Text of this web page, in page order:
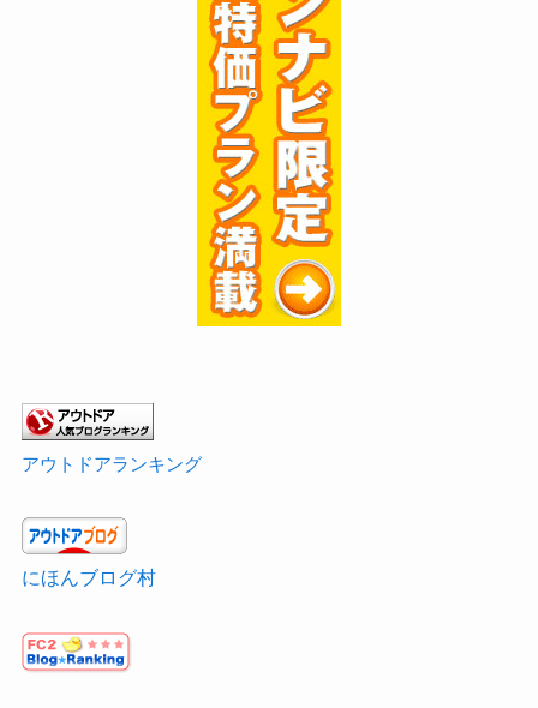
アウトドアランキング
にほんブログ村